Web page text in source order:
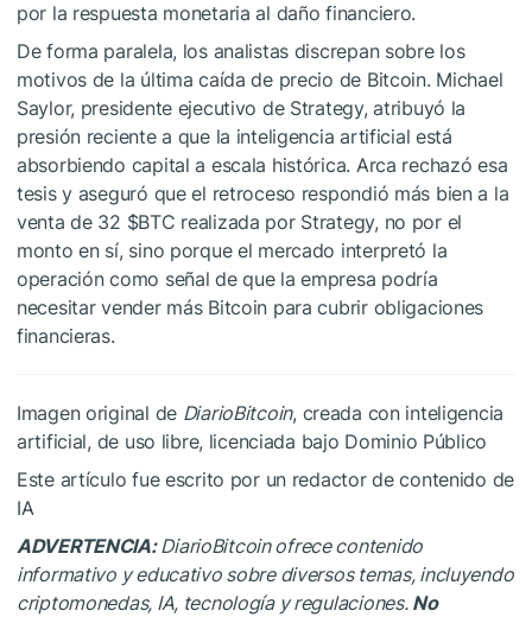
por la respuesta monetaria al daño financiero.
De forma paralela, los analistas discrepan sobre los
motivos de la última caída de precio de Bitcoin. Michael
Saylor, presidente ejecutivo de Strategy, atribuyó la
presión reciente a que la inteligencia artificial está
absorbiendo capital a escala histórica. Arca rechazó esa
tesis y aseguró que el retroceso respondió más bien a la
venta de 32 $BTC realizada por Strategy, no por el
monto en sí, sino porque el mercado interpretó la
operación como señal de que la empresa podría
necesitar vender más Bitcoin para cubrir obligaciones
financieras.
Imagen original de DiarioBitcoin, creada con inteligencia
artificial, de uso libre, licenciada bajo Dominio Público
Este artículo fue escrito por un redactor de contenido de
IA
ADVERTENCIA:DiarioBitcoin ofrece contenido
informativo y educativo sobre diversos temas, incluyendo
criptomonedas, IA, tecnología y regulaciones. No